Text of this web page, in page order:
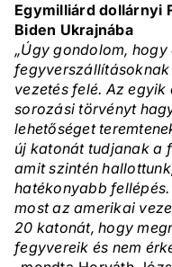
Egymilliárd dollárnyi
Biden Ukrajnába
„Úgy gondolom,
vezetés felé. Az
sorozási törvényt
lehetőséget
új katonát tudjanak a
amit szintén
hatékonyabb
most az amerikai
20 katonát, hogy
fegyvereik és nem